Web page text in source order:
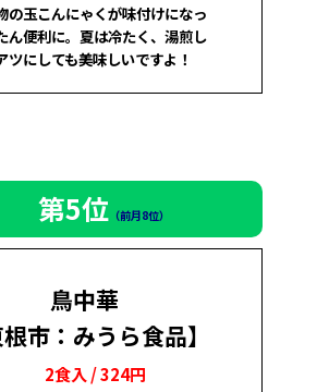
の玉こんにゃくが味付けになっ
ん便利に。夏は冷たく、湯煎し
ツにしても美味しいですよ！
第5位（前月8位）
鳥中華
根市：みうら食品】
2食入 / 324円